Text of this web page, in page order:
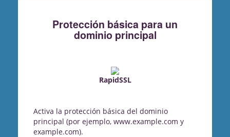
Protección básica para un
dominio principal
RapidSSL
Activa la protección básica del dominio
principal (por ejemplo, www.example.com y
example.com).